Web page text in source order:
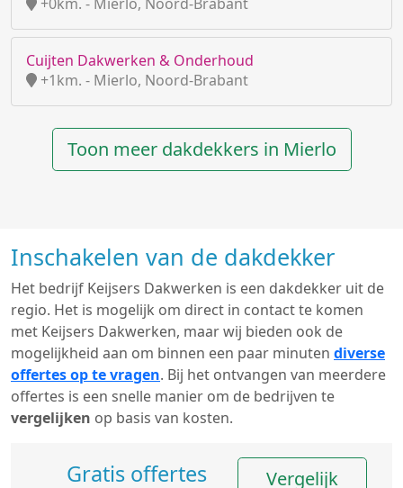
Cuijten Dakwerken & Onderhoud
+1km. - Mierlo, Noord-Brabant
Toon meer dakdekkers in Mierlo
Inschakelen van de dakdekker
Het bedrijf Keijsers Dakwerken is een dakdekker uit de
regio. Het is mogelijk om direct in contact te komen
met Keijsers Dakwerken, maar wij bieden ook de
mogelijkheid aan om binnen een paar minuten diverse
offertes op te vragen. Bij het ontvangen van meerdere
offertes is een snelle manier om de bedrijven te
vergelijken op basis van kosten.
Gratis offertes
Vergelijk